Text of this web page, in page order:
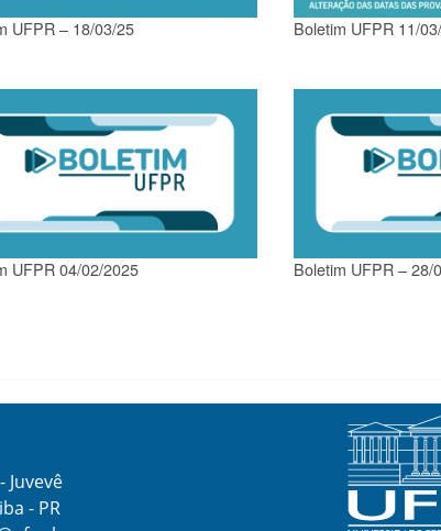
UFPR – 18/03/25 Boletim UFPR 11/
UFPR 04/02/2025 Boletim UFPR – 28/
Juvevê
- PR